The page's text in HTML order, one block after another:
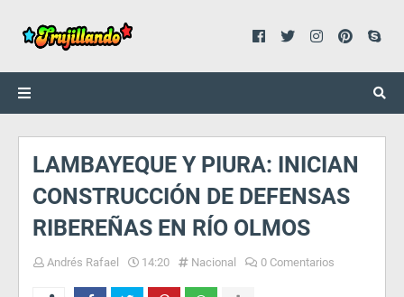
LAMBAYEQUE Y PIURA: INICIAN
CONSTRUCCIÓN DE DEFENSAS
RIBEREÑAS EN RÍO OLMOS
Andrés Rafael 14:20 Nacional 0 Comentarios